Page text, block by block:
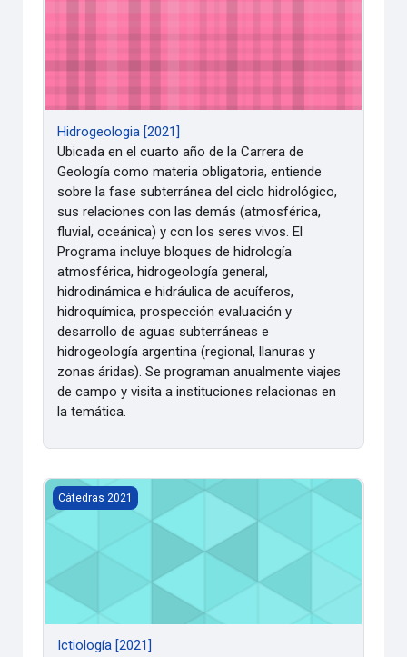
Hidrogeologia [2021]
Ubicada en el cuarto año de la Carrera de
Geología como materia obligatoria, entiende
sobre la fase subterránea del ciclo hidrológico,
sus relaciones con las demás (atmosférica,
fluvial, oceánica) y con los seres vivos. El
Programa incluye bloques de hidrología
atmosférica, hidrogeología general,
hidrodinámica e hidráulica de acuíferos,
hidroquímica, prospección evaluación y
desarrollo de aguas subterráneas e
hidrogeología argentina (regional, llanuras y
zonas áridas). Se programan anualmente viajes
de campo y visita a instituciones relacionas en
la temática.
Ictiología [2021]
Cátedras 2021
Ictiología [2021]